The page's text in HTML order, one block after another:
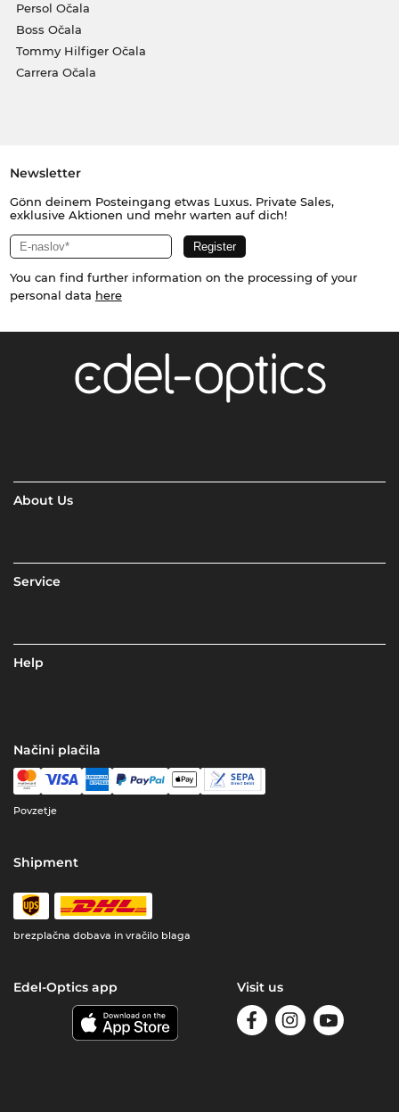
Persol Očala
Boss Očala
Tommy Hilfiger Očala
Carrera Očala
Newsletter
Gönn deinem Posteingang etwas Luxus. Private Sales,
exklusive Aktionen und mehr warten auf dich!
You can find further information on the processing of your
personal data here
About Us
Service
Help
Načini plačila
Povzetje
Shipment
brezplačna dobava in vračilo blaga
Edel-Optics app Visit us